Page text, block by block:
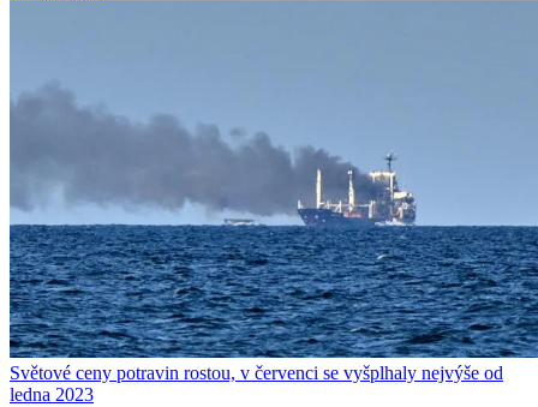
Světové ceny potravin rostou, v červenci se vyšplhaly nejvýše od
ledna 2023